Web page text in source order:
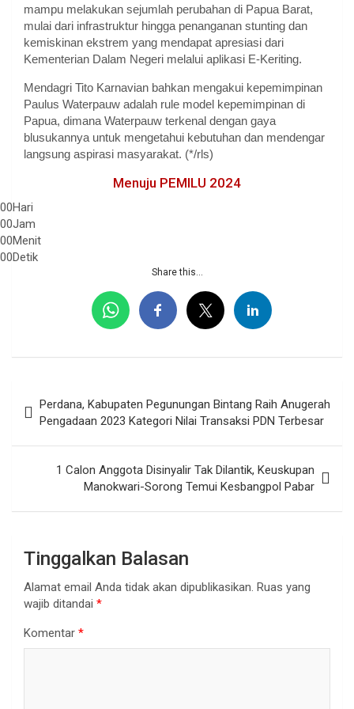
mampu melakukan sejumlah perubahan di Papua Barat,
mulai dari infrastruktur hingga penanganan stunting dan
kemiskinan ekstrem yang mendapat apresiasi dari
Kementerian Dalam Negeri melalui aplikasi E-Keriting.
Mendagri Tito Karnavian bahkan mengakui kepemimpinan
Paulus Waterpauw adalah rule model kepemimpinan di
Papua, dimana Waterpauw terkenal dengan gaya
blusukannya untuk mengetahui kebutuhan dan mendengar
langsung aspirasi masyarakat. (*/rls)
Menuju PEMILU 2024
00Hari
00Jam
00Menit
00Detik
Share this...
pos
Perdana, Kabupaten Pegunungan Bintang Raih Anugerah
Pengadaan 2023 Kategori Nilai Transaksi PDN Terbesar
1 Calon Anggota Disinyalir Tak Dilantik, Keuskupan
Manokwari-Sorong Temui Kesbangpol Pabar
Tinggalkan Balasan
Alamat email Anda tidak akan dipublikasikan. Ruas yang
wajib ditandai *
Komentar *